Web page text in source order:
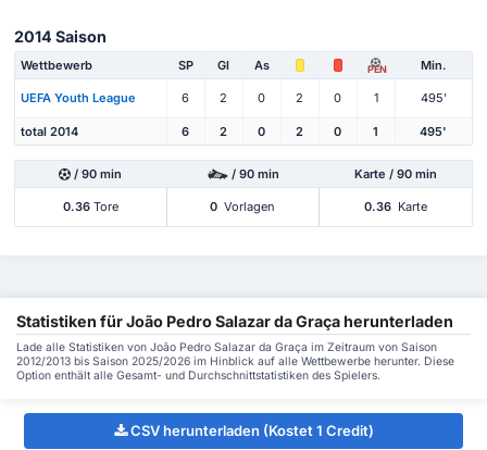
2014 Saison
Wettbewerb SP Gl As PEN Min.
UEFA Youth League 6 2 0 2 0 1 495'
total 2014 6 2 0 2 0 1 495'
/ 90 min / 90 min Karte / 90 min
0.36Tore 0 Vorlagen 0.36 Karte
Statistiken für João Pedro Salazar da Graça herunterladen
Lade alle Statistiken von João Pedro Salazar da Graça im Zeitraum von Saison
2012/2013 bis Saison 2025/2026 im Hinblick auf alle Wettbewerbe herunter. Diese
Option enthält alle Gesamt- und Durchschnittstatistiken des Spielers.
CSV herunterladen (Kostet 1 Credit)